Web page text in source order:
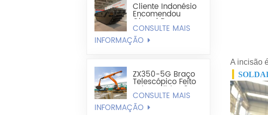
Cliente Indonésio
Encomendou
Chassi De
Escavadeira
Anfíbia
Totalmente
CONSULTE MAIS
INFORMAÇÃO
ZX350-5G Braço
Telescópico Feito
Sob Medida 1,8
Cúbico Leve Tipo
Concha
CONSULTE MAIS
INFORMAÇÃO
A incisão